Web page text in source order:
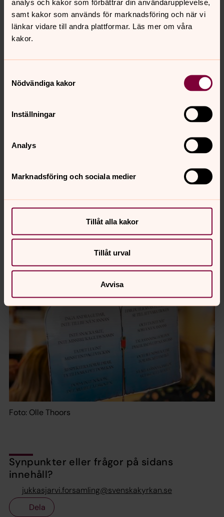
analys och kakor som förbättrar din användarupplevelse,
samt kakor som används för marknadsföring och när vi
länkar vidare till andra plattformar. Läs mer om våra
kakor.
Nödvändiga kakor
Inställningar
Analys
Marknadsföring och sociala medier
Tillåt alla kakor
Tillåt urval
Avvisa
Foto: Olle Thoors
Synpunkter eller frågor på sidans
innehåll?
jukkasjarvi.forsamling@svenskakyrkan.se
Dela